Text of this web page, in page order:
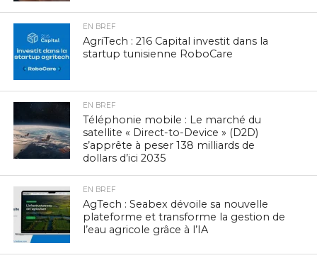
EN BREF
AgriTech : 216 Capital investit dans la
startup tunisienne RoboCare
EN BREF
Téléphonie mobile : Le marché du
satellite « Direct-to-Device » (D2D)
s’apprête à peser 138 milliards de
dollars d’ici 2035
EN BREF
AgTech : Seabex dévoile sa nouvelle
plateforme et transforme la gestion de
l’eau agricole grâce à l’IA